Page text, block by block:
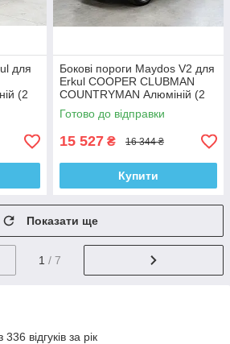
для
(2
Бокові пороги Maydos V2 для
Erkul COOPER CLUBMAN
COUNTRYMAN Алюміній (2
шт.)
Готово до відправки
15 527 ₴ 16 344 ₴
Купити
Показати ще
1 / 7
відгуків за рік